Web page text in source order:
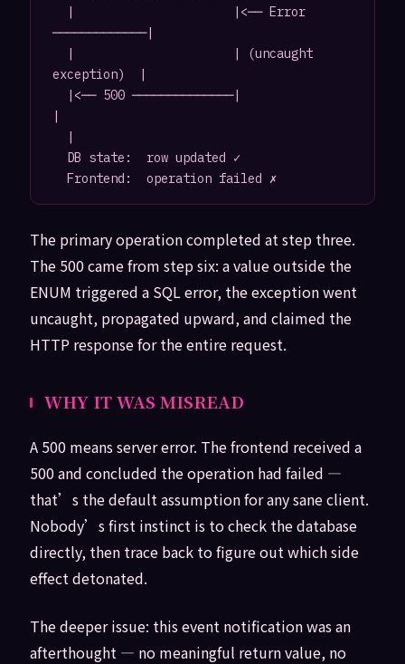
─────────────|
exception)  |
|
  Frontend:  operation failed ✗
The primary operation completed at step three.
The 500 came from step six: a value outside the
ENUM triggered a SQL error, the exception went
uncaught, propagated upward, and claimed the
HTTP response for the entire request.
WHY IT WAS MISREAD
A 500 means server error. The frontend received a
500 and concluded the operation had failed —
that’s the default assumption for any sane client.
Nobody’s first instinct is to check the database
directly, then trace back to figure out which side
effect detonated.
The deeper issue: this event notification was an
afterthought — no meaningful return value, no